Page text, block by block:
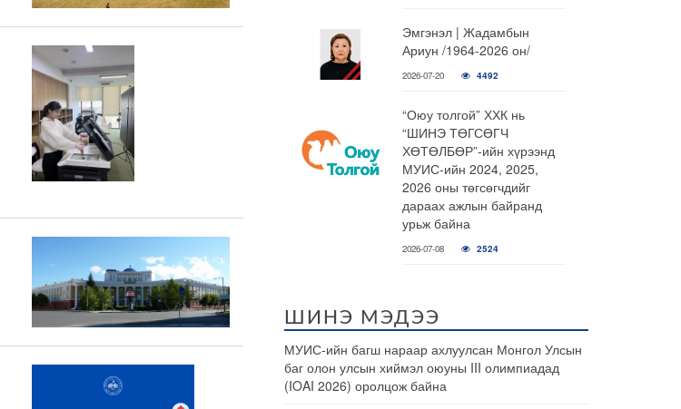
Эмгэнэл | Жадамбын
Ариун /1964-2026 он/
2026-07-20 4492
“Оюу толгой” ХХК нь
“ШИНЭ ТӨГСӨГЧ
ХӨТӨЛБӨР”-ийн хүрээнд
МУИС-ийн 2024, 2025,
2026 оны төгсөгчдийг
дараах ажлын байранд
урьж байна
2026-07-08 2524
ШИНЭ МЭДЭЭ
МУИС-ийн багш нараар ахлуулсан Монгол Улсын
баг олон улсын хиймэл оюуны III олимпиадад
(IOAI 2026) оролцож байна